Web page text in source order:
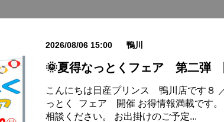
2026/08/06 15:00 鴨川
🌞夏得なっとくフェア 第二弾
こんにちは日産プリンス 鴨川店です８
っとく フェア 開催 お得情報満載です。
相談ください。 お出掛けのご予定...